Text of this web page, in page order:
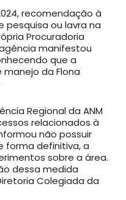
recomendação à
pesquisa ou lavra na
Procuradoria
manifestou
que a
da Flona
Regional da ANM
relacionados à
não possuir
forma definitiva, a
sobre a área.
dessa medida
Colegiada da